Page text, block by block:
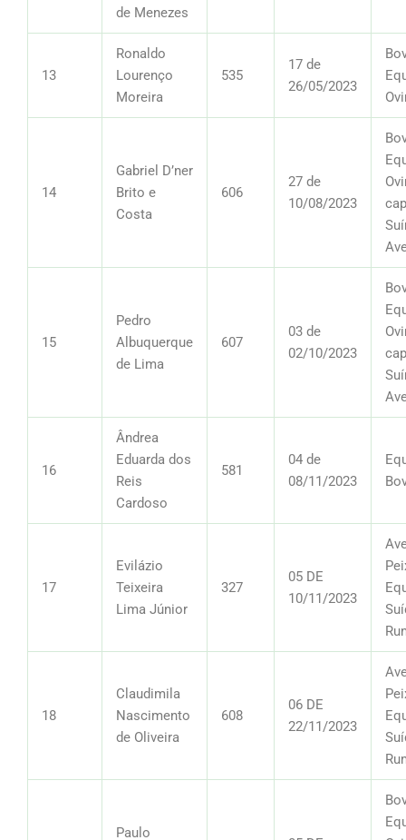
de Menezes
13
Ronaldo
Lourenço
Moreira
535
17 de
26/05/2023
14
Gabriel D’ner
Brito e
Costa
606
27 de
10/08/2023
15
Pedro
Albuquerque
de Lima
607
03 de
02/10/2023
16
Ândrea
Eduarda dos
Reis
Cardoso
581
04 de
08/11/2023
17
Evilázio
Teixeira
Lima Júnior
327
05 DE
10/11/2023
18
Claudimila
Nascimento
de Oliveira
608
06 DE
22/11/2023
Paulo